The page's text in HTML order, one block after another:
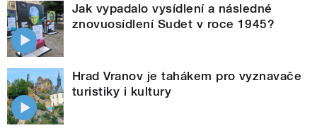
Jak vypadalo vysídlení a následné
znovuosídlení Sudet v roce 1945?
Hrad Vranov je tahákem pro vyznavače
turistiky i kultury